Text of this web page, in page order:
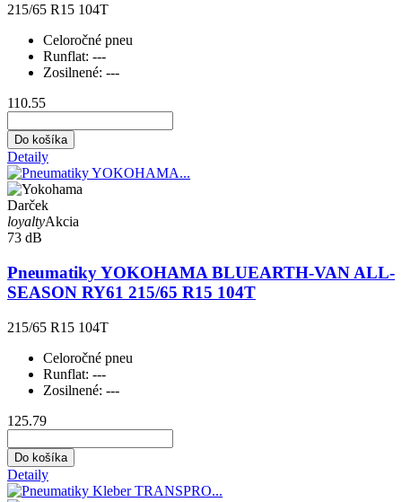
215/65 R15 104T
Celoročné pneu
Runflat: ---
Zosilnené: ---
110.55
Do košíka
Detaily
Darček
loyaltyAkcia
73 dB
Pneumatiky YOKOHAMA BLUEARTH-VAN ALL-
SEASON RY61 215/65 R15 104T
215/65 R15 104T
Celoročné pneu
Runflat: ---
Zosilnené: ---
125.79
Do košíka
Detaily